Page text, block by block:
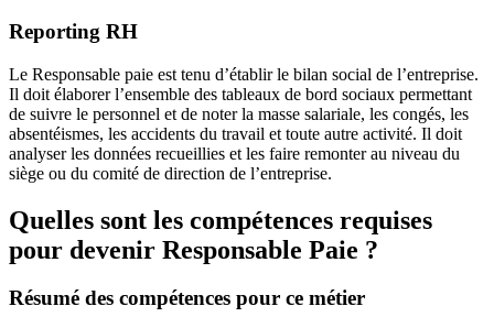
Reporting RH
Le Responsable paie est tenu d’établir le bilan social de l’entreprise.
Il doit élaborer l’ensemble des tableaux de bord sociaux permettant
de suivre le personnel et de noter la masse salariale, les congés, les
absentéismes, les accidents du travail et toute autre activité. Il doit
analyser les données recueillies et les faire remonter au niveau du
siège ou du comité de direction de l’entreprise.
Quelles sont les compétences requises
pour devenir Responsable Paie ?
Résumé des compétences pour ce métier